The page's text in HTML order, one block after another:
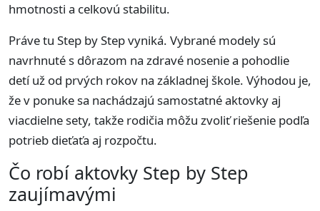
hmotnosti a celkovú stabilitu.
Práve tu Step by Step vyniká. Vybrané modely sú
navrhnuté s dôrazom na zdravé nosenie a pohodlie
detí už od prvých rokov na základnej škole. Výhodou je,
že v ponuke sa nachádzajú samostatné aktovky aj
viacdielne sety, takže rodičia môžu zvoliť riešenie podľa
potrieb dieťaťa aj rozpočtu.
Čo robí aktovky Step by Step
zaujímavými